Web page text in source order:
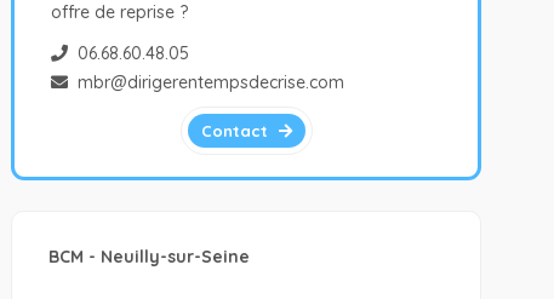
offre de reprise ?
06.68.60.48.05
mbr@dirigerentempsdecrise.com
Contact
BCM - Neuilly-sur-Seine